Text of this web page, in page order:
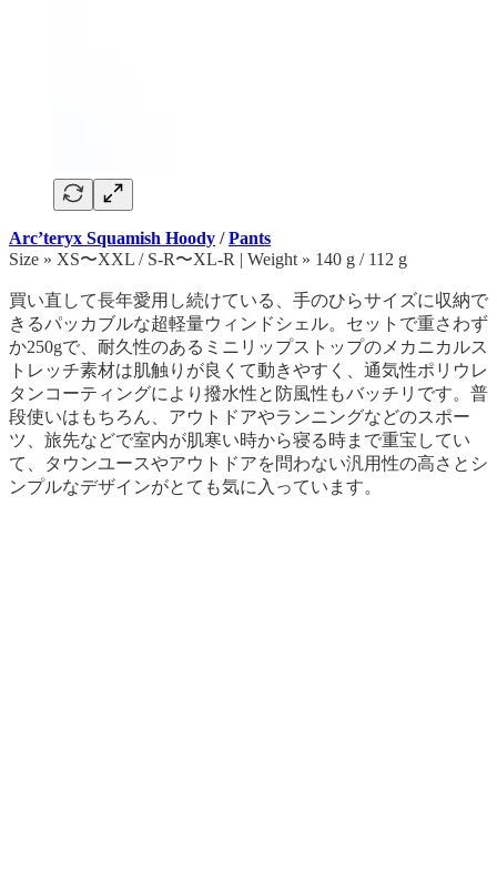
Arc’teryx Squamish Hoody /Pants
Size » XS〜XXL / S-R〜XL-R | Weight » 140 g / 112 g
買い直して長年愛用し続けている、手のひらサイズに収納で
きるパッカブルな超軽量ウィンドシェル。セットで重さわず
か250gで、耐久性のあるミニリップストップのメカニカルス
トレッチ素材は肌触りが良くて動きやすく、通気性ポリウレ
タンコーティングにより撥水性と防風性もバッチリです。普
段使いはもちろん、アウトドアやランニングなどのスポー
ツ、旅先などで室内が肌寒い時から寝る時まで重宝してい
て、タウンユースやアウトドアを問わない汎用性の高さとシ
ンプルなデザインがとても気に入っています。